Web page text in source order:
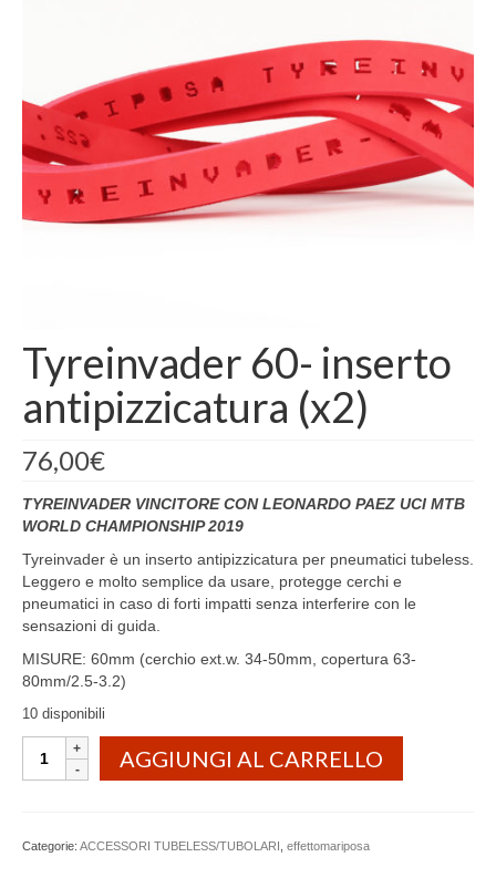
Tyreinvader 60- inserto
antipizzicatura (x2)
76,00€
TYREINVADER VINCITORE CON LEONARDO PAEZ UCI MTB
WORLD CHAMPIONSHIP 2019
Tyreinvader è un inserto antipizzicatura per pneumatici tubeless.
Leggero e molto semplice da usare, protegge cerchi e
pneumatici in caso di forti impatti senza interferire con le
sensazioni di guida.
MISURE: 60mm (cerchio ext.w. 34-50mm, copertura 63-
80mm/2.5-3.2)
10 disponibili
Tyreinvader
60-
quantità
AGGIUNGI AL CARRELLO
Categorie: ACCESSORI TUBELESS/TUBOLARI effettomariposa